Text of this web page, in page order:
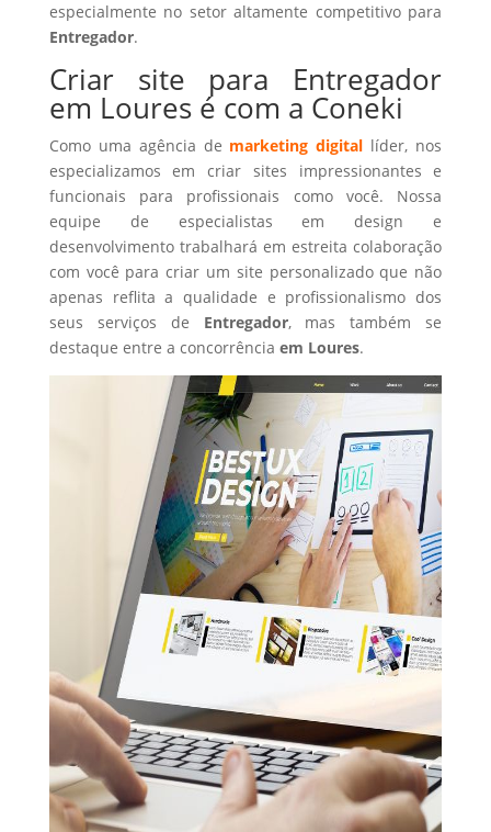
especialmente no setor altamente competitivo para
Entregador.
Criar site para Entregador
em Loures é com a Coneki
Como uma agência de marketing digital líder, nos
especializamos em criar sites impressionantes e
funcionais para profissionais como você. Nossa
equipe de especialistas em design e
desenvolvimento trabalhará em estreita colaboração
com você para criar um site personalizado que não
apenas reflita a qualidade e profissionalismo dos
seus serviços de Entregador, mas também se
destaque entre a concorrência em Loures.